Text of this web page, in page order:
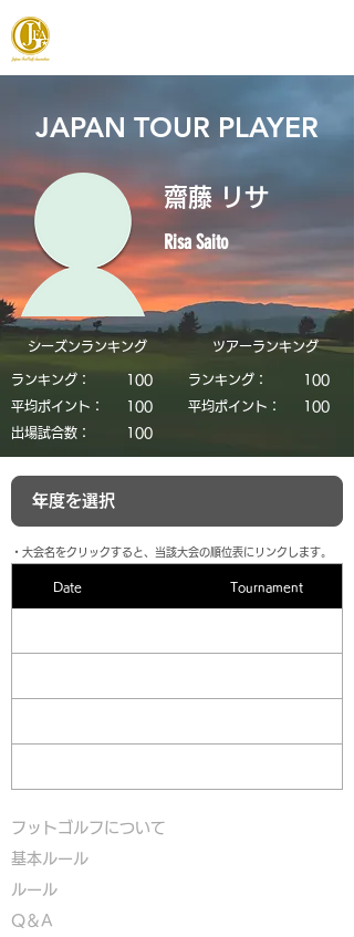
JAPAN TOUR PLAYER
齋藤 リサ
Risa Saito
シーズンランキング
ランキング：
​100
平均ポイント：
​100
​出場試合数：
​100
​ツアーランキング
ランキング：
​100
平均ポイント：
​100
​・大会名をクリックすると、当該大会の順位表にリンクします。
Date Tournament
フットゴルフについて
基本ルール
ルール
Q＆A